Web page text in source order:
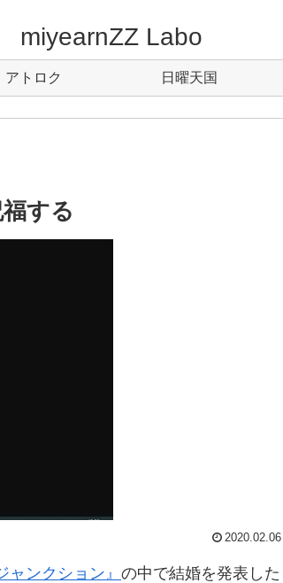
miyearnZZ Labo
アトロク 日曜天国
する
2020.02.06
ンクション』 の中で結婚を発表した